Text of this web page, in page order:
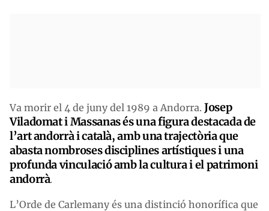
Va morir el 4 de juny del 1989 a Andorra. Josep
Viladomat i Massanas és una figura destacada de
l’art andorrà i català, amb una trajectòria que
abasta nombroses disciplines artístiques i una
profunda vinculació amb la cultura i el patrimoni
andorrà.
L’Orde de Carlemany és una distinció honorífica que